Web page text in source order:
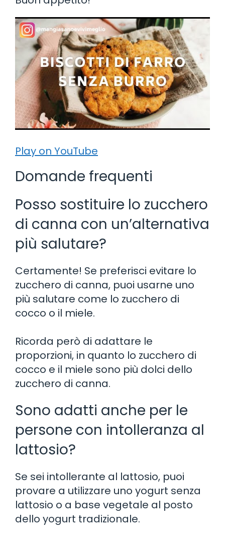
Play on YouTube
Domande frequenti
Posso sostituire lo zucchero
di canna con un’alternativa
più salutare?
Certamente! Se preferisci evitare lo
zucchero di canna, puoi usarne uno
più salutare come lo zucchero di
cocco o il miele.
Ricorda però di adattare le
proporzioni, in quanto lo zucchero di
cocco e il miele sono più dolci dello
zucchero di canna.
Sono adatti anche per le
persone con intolleranza al
lattosio?
Se sei intollerante al lattosio, puoi
provare a utilizzare uno yogurt senza
lattosio o a base vegetale al posto
dello yogurt tradizionale.